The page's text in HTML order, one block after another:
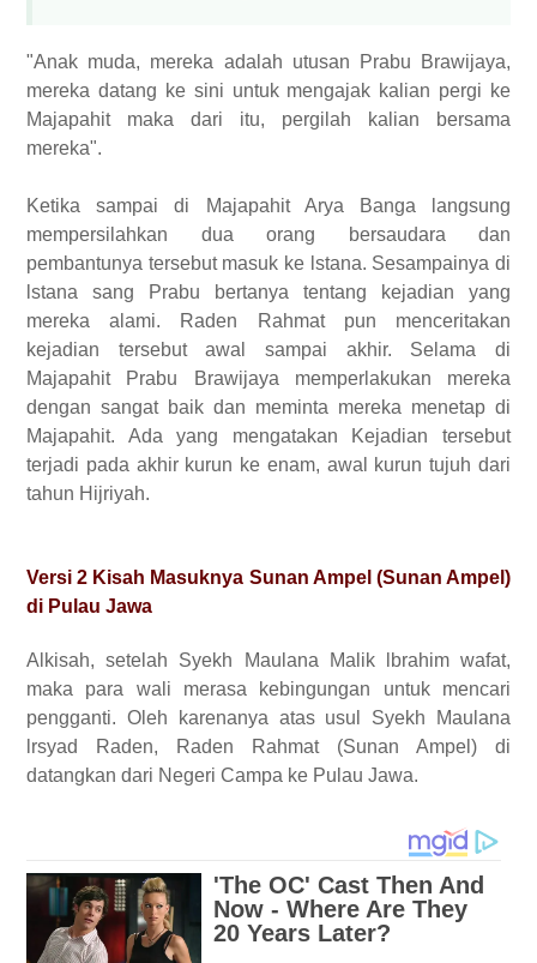
"Anak muda, mereka adalah utusan Prabu Brawijaya,
mereka datang ke sini untuk mengajak kalian pergi ke
Majapahit maka dari itu, pergilah kalian bersama
mereka".
Ketika sampai di Majapahit Arya Banga langsung
mempersilahkan dua orang bersaudara dan
pembantunya tersebut masuk ke lstana. Sesampainya di
lstana sang Prabu bertanya tentang kejadian yang
mereka alami. Raden Rahmat pun menceritakan
kejadian tersebut awal sampai akhir. Selama di
Majapahit Prabu Brawijaya memperlakukan mereka
dengan sangat baik dan meminta mereka menetap di
Majapahit. Ada yang mengatakan Kejadian tersebut
terjadi pada akhir kurun ke enam, awal kurun tujuh dari
tahun Hijriyah.
Versi 2 Kisah Masuknya Sunan Ampel (Sunan Ampel)
di Pulau Jawa
Alkisah, setelah Syekh Maulana Malik lbrahim wafat,
maka para wali merasa kebingungan untuk mencari
pengganti. Oleh karenanya atas usul Syekh Maulana
lrsyad Raden, Raden Rahmat (Sunan Ampel) di
datangkan dari Negeri Campa ke Pulau Jawa.